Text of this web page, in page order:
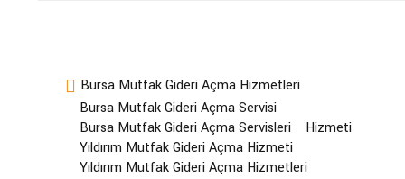
Bursa Mutfak Gideri Açma Hizmetleri
Bursa Mutfak Gideri Açma Servisi
Bursa Mutfak Gideri Açma Servisleri
Hizmeti
Yıldırım Mutfak Gideri Açma Hizmeti
Yıldırım Mutfak Gideri Açma Hizmetleri